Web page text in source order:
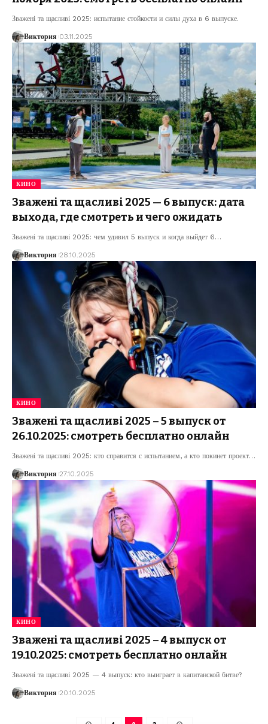
Зважені та щасливі 2025: испытание стойкости и силы духа в 6 выпуске.
Виктория 03.11.2025
КИНО
Зважені та щасливі 2025 — 6 выпуск: дата
выхода, где смотреть и чего ожидать
Зважені та щасливі 2025: чем удивил 5 выпуск и когда выйдет 6…
Виктория 28.10.2025
КИНО
Зважені та щасливі 2025 – 5 выпуск от
26.10.2025: смотреть бесплатно онлайн
Зважені та щасливі 2025: кто справится с испытанием, а кто покинет проект…
Виктория 27.10.2025
КИНО
Зважені та щасливі 2025 – 4 выпуск от
19.10.2025: смотреть бесплатно онлайн
Зважені та щасливі 2025 — 4 выпуск: кто выиграет в капитанской битве?
Виктория 20.10.2025